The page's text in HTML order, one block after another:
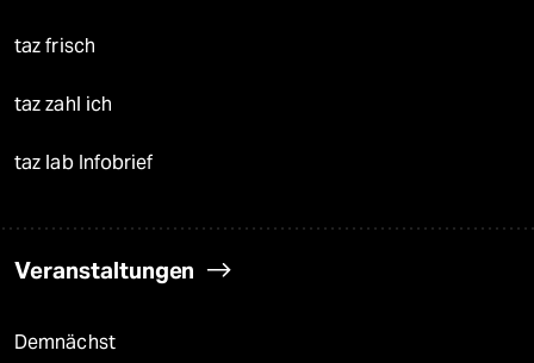
taz frisch
taz zahl ich
taz lab Infobrief
Veranstaltungen
Demnächst